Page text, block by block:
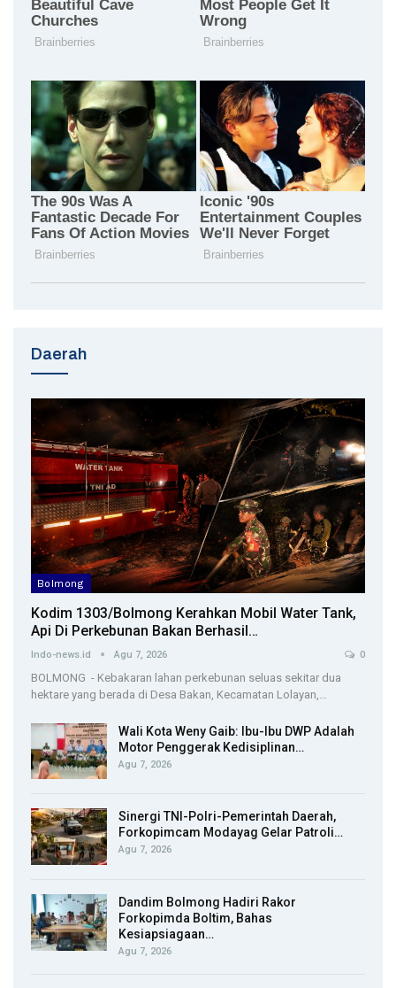
Daerah
Bolmong
Kodim 1303/Bolmong Kerahkan Mobil Water Tank,
Api Di Perkebunan Bakan Berhasil…
Indo-news.id Agu 7, 2026 0
BOLMONG - Kebakaran lahan perkebunan seluas sekitar dua
hektare yang berada di Desa Bakan, Kecamatan Lolayan,…
Wali Kota Weny Gaib: Ibu-Ibu DWP Adalah
Motor Penggerak Kedisiplinan…
Agu 7, 2026
Sinergi TNI-Polri-Pemerintah Daerah,
Forkopimcam Modayag Gelar Patroli…
Agu 7, 2026
Dandim Bolmong Hadiri Rakor
Forkopimda Boltim, Bahas
Kesiapsiagaan…
Agu 7, 2026